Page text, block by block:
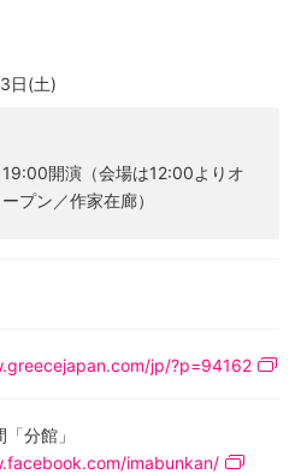
氏が今年5月にケルキラ島（コルフ
Art Festivalへの招聘を受けギ
トークライブに昇華。当日はトー
影絵人形劇カラジョージス
験会も開催される予定。
日(土)
19:00開演（会場は12:00よりオ
ープン／作家在廊）
jp/?p=94162
分館」
imabunkan/